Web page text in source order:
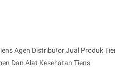
Agen Distributor Jual Produk
Dan Alat Kesehatan Tiens